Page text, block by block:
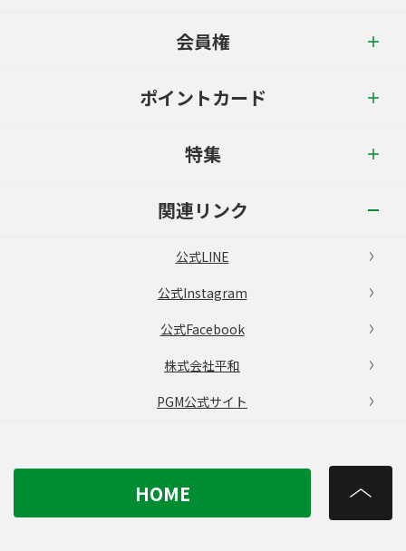
会員権
ポイントカード
特集
関連リンク
公式LINE
公式Instagram
公式Facebook
株式会社平和
PGM公式サイト
HOME